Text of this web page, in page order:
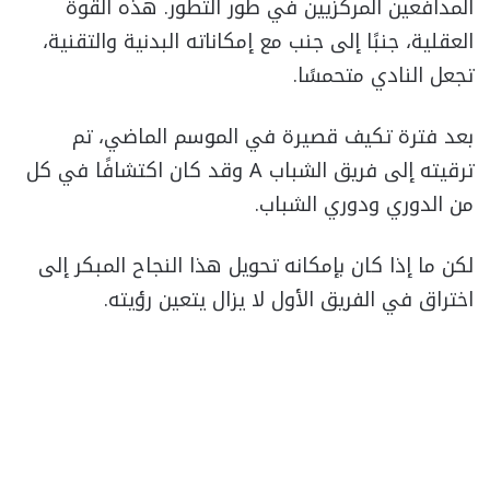
المدافعين المركزيين في طور التطور. هذه القوة
العقلية، جنبًا إلى جنب مع إمكاناته البدنية والتقنية،
تجعل النادي متحمسًا.
بعد فترة تكيف قصيرة في الموسم الماضي، تم
ترقيته إلى فريق الشباب A وقد كان اكتشافًا في كل
من الدوري ودوري الشباب.
لكن ما إذا كان بإمكانه تحويل هذا النجاح المبكر إلى
اختراق في الفريق الأول لا يزال يتعين رؤيته.